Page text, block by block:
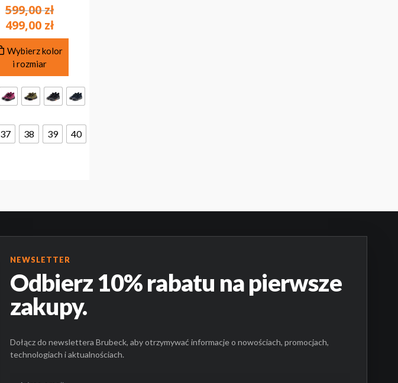
599,00złPierwotna
cena
wynosiła:
599,00 zł.
499,00 złAktualna
cena
wynosi:
Wybierz kolor
i rozmiar
wariantów.
Opcje
wybrać
37 38 39
40
NEWSLETTER
Odbierz 10% rabatu na pierwsze
zakupy.
Dołącz do newslettera Brubeck, aby otrzymywać informacje o nowościach, promocjach,
technologiach i aktualnościach.